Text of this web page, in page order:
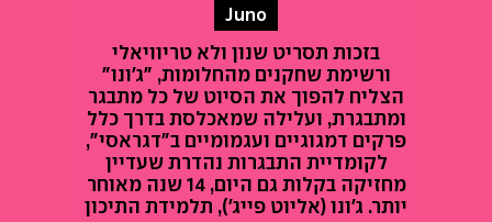
Juno
בזכות תסריט שנון ולא טריוויאלי
ורשימת שחקנים מהחלומות, "ג'ונו"
הצליח להפוך את הסיוט של כל מתבגר
ומתבגרת, ועלילה שמאכלסת בדרך כלל
פרקים דמגוגיים ועגמומיים ב"דגראסי",
לקומדיית התבגרות נהדרת שעדיין
מחזיקה בקלות גם היום, 14 שנה מאוחר
יותר. ג'ונו (אליוט פייג'), תלמידת התיכון